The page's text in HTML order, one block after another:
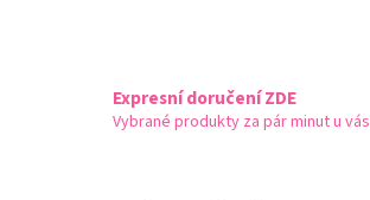
Expresní doručení ZDE
Vybrané produkty za pár minut u vás